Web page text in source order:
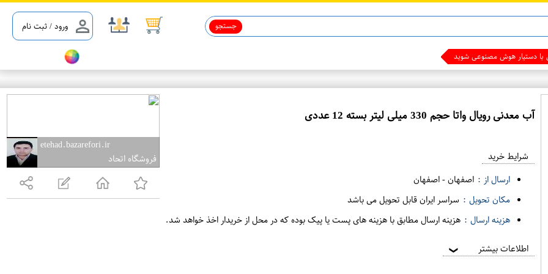
ورود / ثبت نام جستجو
با دستیار هوش مصنوعی شوید
etehad.bazarefori.ir
فروشگاه اتحاد
آب معدنی رویال واتا حجم 330 میلی لیتر بسته 12 عددی
و
شرایط خرید
ارسال از : اصفهان-اصفهان
مکان تحویل : سراسر ایران قابل تحویل می باشد
هزینه ارسال : هزینه ارسال مطابق با هزینه های پست یا پیک بوده که در محل از خریدار اخذ خواهد شد.
اطلاعات بیشتر ❯